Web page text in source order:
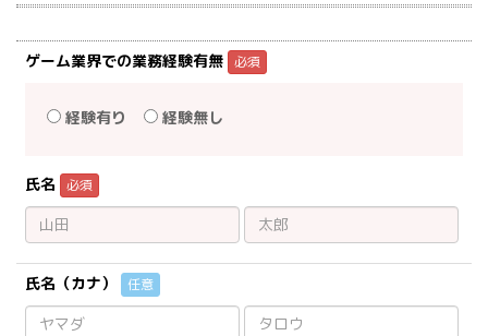
ゲーム業界での業務経験有無 必須
経験有り 経験無し
氏名 必須
氏名（カナ） 任意